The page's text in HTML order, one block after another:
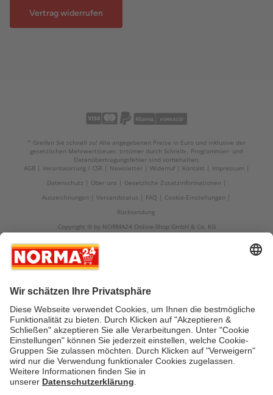
Vertrag widerrufen
* Greifen Sie schnell zu! Alle angegebenen Preise in Euro und inklusive der
gesetzlichen Mehrwertsteuer. Irrtümer durch Schreib-, Programmier- und
Datenübertragungsfehler sind vorbehalten.
AGB
Verantwortung / CSR Newsletter Widerruf Kontakt
Impressum
Datenschutz
Über uns
Gesetzliche Zusatzinformationen
Auszeichnungen
Versandstatus FAQ
Cookie-Einstellungen
Rücksendung
Copyright © by NORMA24 Online-Shop GmbH & Co. KG